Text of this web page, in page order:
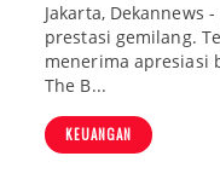
Jakarta, Dekannews
prestasi gemilang.
menerima apresiasi
The B...
KEUANGAN